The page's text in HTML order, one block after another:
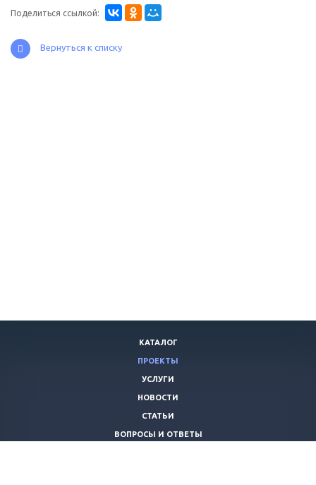
Поделиться ссылкой:
Вернуться к списку
КАТАЛОГ
ПРОЕКТЫ
УСЛУГИ
НОВОСТИ
СТАТЬИ
ВОПРОСЫ И ОТВЕТЫ